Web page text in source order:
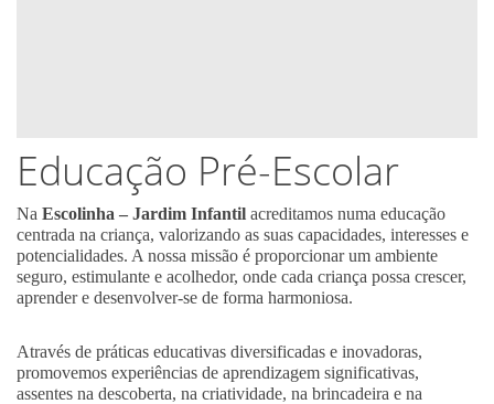
Educação Pré-Escolar
Na Escolinha – Jardim Infantil acreditamos numa educação
centrada na criança, valorizando as suas capacidades, interesses e
potencialidades. A nossa missão é proporcionar um ambiente
seguro, estimulante e acolhedor, onde cada criança possa crescer,
aprender e desenvolver-se de forma harmoniosa.
Através de práticas educativas diversificadas e inovadoras,
promovemos experiências de aprendizagem significativas,
assentes na descoberta, na criatividade, na brincadeira e na